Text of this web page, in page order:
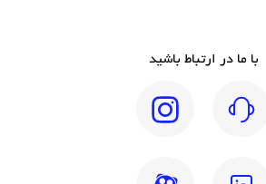
با ما در ارتباط باشید